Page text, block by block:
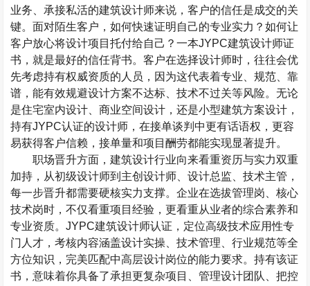
业务、承接私活的建筑设计师来说，客户的信任是成交的关
键。面对陌生客户，如何快速证明自己的专业实力？如何让
客户放心将设计项目托付给自己？一本JYPC建筑设计师证
书，就是最好的信任背书。客户在选择设计师时，往往会优
先考虑持有权威资质的人员，因为这代表着专业、规范、靠
谱，能有效规避设计方案不达标、技术不过关等风险。无论
是住宅室内设计、商业空间设计，还是小型建筑方案设计，
持有JYPC认证的设计师，在接单谈判中更有话语权，更容
易获得客户信赖，接单量和项目酬劳都能实现显著提升。
职场晋升方面，建筑设计行业向来看重资历与实力双重
加持，从初级设计师到主创设计师、设计总监、技术主管，
每一步晋升都需要硬核实力支撑。企业在选拔管理岗、核心
技术岗时，不仅看重项目经验，更看重从业者的综合素养和
专业资质。JYPC建筑设计师认证，定位高级技术应用性专
门人才，考核内容涵盖设计实操、技术管理、行业规范等全
方位知识，完美匹配中高层设计岗位的能力要求。持有该证
书，意味着你具备了承担更复杂项目、管理设计团队、把控